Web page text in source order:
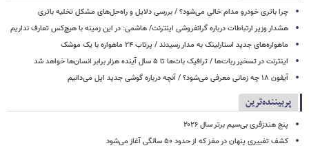
چرا باتری خودرو مدام خالی می‌شود؟ / بررسی دلایل و راه‌حل‌های مشکل تخلیه باتری
هشدار وزیر ارتباطات درباره گرانفروشی اینترنت/ هاشمی: در این زمینه با هیچ‌کس تعارف نداریم
ماهواره‌های جدید استارلینک به مدار رسیدند / پرتاب ۲۴ ماهواره با یک موشک
اینترنت در تسخیر ربات‌ها / ترافیک بات‌ها تا ۵ سال آینده هزار برابر انسان‌ها خواهد شد
آیفون ۱۸ چه زمانی معرفی می‌شود؟ / آنچه درباره گوشی جدید اپل می‌دانیم
پربیننده‌ترین
پنج هندزفری بی‌سیم برتر سال ۲۰۲۶
کشف تغییری پنهان در مغز که از حدود ۵۰ سالگی آغاز می‌شود